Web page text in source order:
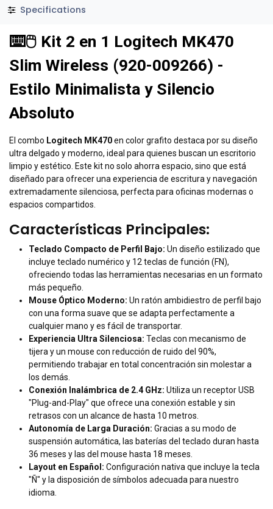
Specifications
⌨️🖱️ Kit 2 en 1 Logitech MK470
Slim Wireless (920-009266) -
Estilo Minimalista y Silencio
Absoluto
El combo Logitech MK470en color grafito destaca por su diseño
ultra delgado y moderno, ideal para quienes buscan un escritorio
limpio y estético. Este kit no solo ahorra espacio, sino que está
diseñado para ofrecer una experiencia de escritura y navegación
extremadamente silenciosa, perfecta para oficinas modernas o
espacios compartidos.
Características Principales:
Teclado Compacto de Perfil Bajo: Un diseño estilizado que
incluye teclado numérico y 12 teclas de función (FN),
ofreciendo todas las herramientas necesarias en un formato
más pequeño.
Mouse Óptico Moderno: Un ratón ambidiestro de perfil bajo
con una forma suave que se adapta perfectamente a
cualquier mano y es fácil de transportar.
Experiencia Ultra Silenciosa: Teclas con mecanismo de
tijera y un mouse con reducción de ruido del 90%,
permitiendo trabajar en total concentración sin molestar a
los demás.
Conexión Inalámbrica de 2.4 GHz: Utiliza un receptor USB
"Plug-and-Play" que ofrece una conexión estable y sin
retrasos con un alcance de hasta 10 metros.
Autonomía de Larga Duración: Gracias a su modo de
suspensión automática, las baterías del teclado duran hasta
36 meses y las del mouse hasta 18 meses.
Layout en Español: Configuración nativa que incluye la tecla
"Ñ" y la disposición de símbolos adecuada para nuestro
idioma.